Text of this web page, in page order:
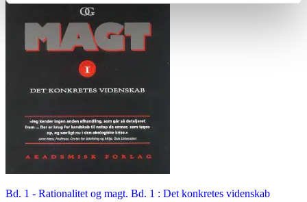
Bd. 1 - Rationalitet og magt. Bd. 1 : Det konkretes videnskab